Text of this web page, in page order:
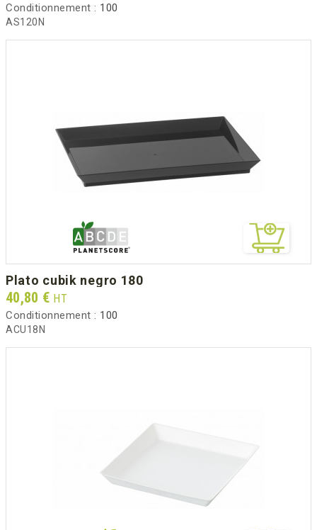
Conditionnement : 100
AS120N
plato cubik negro 180
Prix
40,80 € HT
Conditionnement : 100
ACU18N